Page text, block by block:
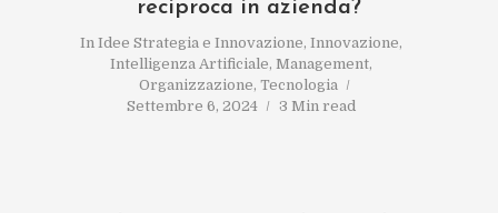
reciproca in azienda?
In Idee Strategia e Innovazione, Innovazione,
Intelligenza Artificiale, Management,
Organizzazione, Tecnologia
Settembre 6, 2024
3 Min read